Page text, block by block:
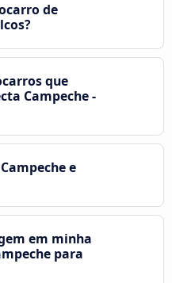
de
que
Campeche -
e
em minha
para